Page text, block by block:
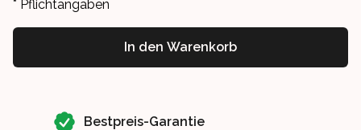
* Pflichtangaben
In den Warenkorb
Bestpreis-Garantie